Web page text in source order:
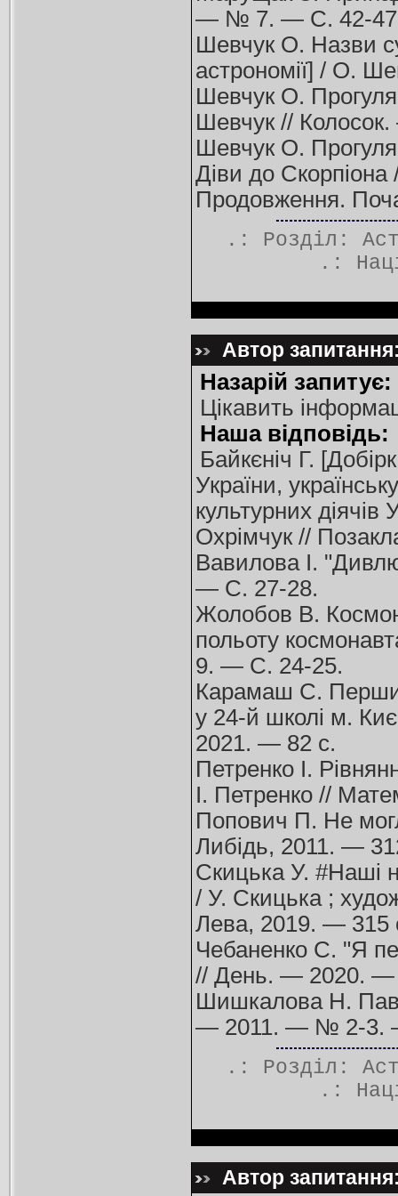
— № 7. — С. 42-
Шевчук О. Назви
астрономії] / О.
Шевчук О.
Шевчук //
Шевчук О.
Діви до
Продовження.
.: Розділ:
.:
Автор
Назарій запитує:
Цікавить
Наша відповідь:
Байкєніч Г.
України,
культурних
Охрімчук //
Вавилова І.
— С. 27-28.
Жолобов В.
польоту
9. — С. 24-25.
Карамаш С.
у 24-й школі м.
2021. — 82 с.
Петренко І.
І. Петренко //
Попович П. Не
Либідь, 2011. —
Скицька У. #Наші
/ У. Скицька ;
Лева, 2019. — 315
Чебаненко С. "Я
// День. — 2020. —
Шишкалова Н.
— 2011. — № 2-3.
.: Розділ:
.:
Автор